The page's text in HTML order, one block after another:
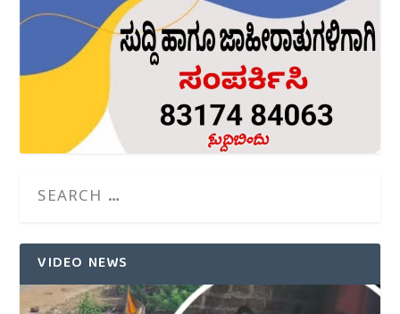
VIDEO NEWS